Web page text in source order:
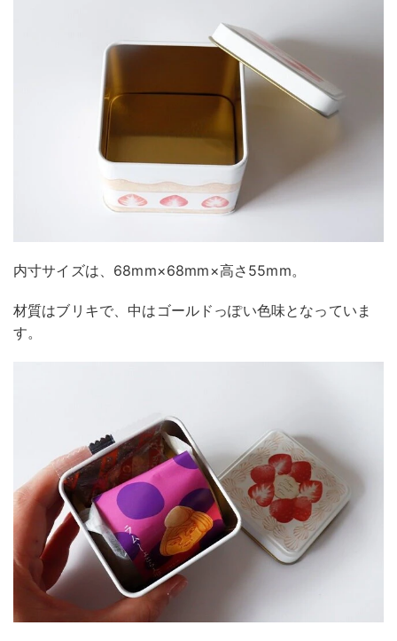
内寸サイズは、68mm×68mm×高さ55mm。
材質はブリキで、中はゴールドっぽい色味となっていま
す。